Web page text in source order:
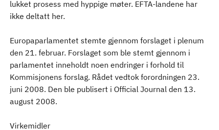
lukket prosess med hyppige møter. EFTA-landene har
ikke deltatt her.
Europaparlamentet stemte gjennom forslaget i plenum
den 21. februar. Forslaget som ble stemt gjennom i
parlamentet inneholdt noen endringer i forhold til
Kommisjonens forslag. Rådet vedtok forordningen 23.
juni 2008. Den ble publisert i Official Journal den 13.
august 2008.
Virkemidler